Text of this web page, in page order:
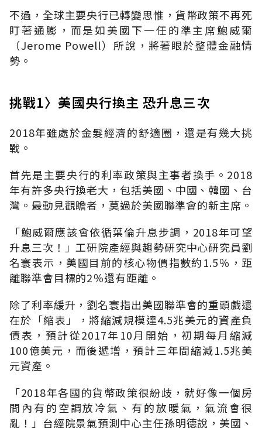
不過，全球主要央行已轉變思惟，貨幣政策不再死
盯著通膨，而是如美國下一任的準主席鮑威爾
（Jerome Powell）所說，將著眼於整體金融情
勢。
挑戰1〉美國央行換主 恐升息三次
2018年雖處於金髮經濟的舒適圈，還是有幾大挑
戰。
首先是主要央行的利率政策與主事者換手。2018
年有許多央行換老大，包括美國、中國、韓國、台
灣。最動見觀瞻者，莫過於美國聯準會的新主席。
「鮑威爾應該會依循葉倫升息步調，2018年可望
升息三次！」工研院產經與趨勢研究中心研究員劉
名寰表示，美國目前的核心物價指數約1.5％，距
離聯準會目標的2％還有距離。
除了利率緩升，劉名寰指出美國聯準會的重頭戲還
在於「縮表」，將縮減規模達4.5兆美元的資產負
債表，預計從2017年10月開始，初期每月縮減
100億美元，而後遞增，預計三年間縮減1.5兆美
元資產。
「2018年各國的貨幣政策很紛歧，就好像一個房
間內有的空調放冷氣、有的放暖氣，氣流會很
亂！」台經院景氣預測中心主任孫明德說，美國、